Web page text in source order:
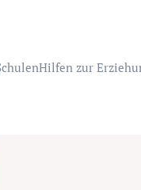
Hilfen zur